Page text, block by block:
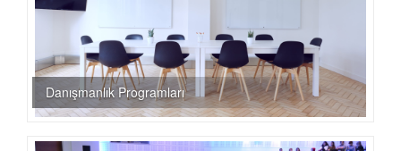
Danışmanlık Programları